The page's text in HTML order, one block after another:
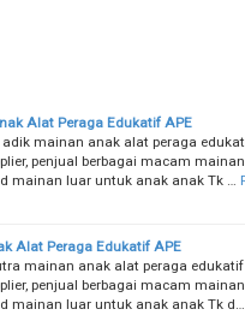
Alat Peraga Edukatif APE
mainan anak alat peraga
penjual berbagai macam
mainan luar untuk anak anak Tk …
Alat Peraga Edukatif APE
mainan anak alat peraga
penjual berbagai macam
mainan luar untuk anak anak Tk d…